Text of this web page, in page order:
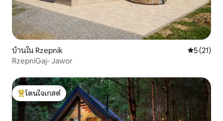
บ้านใน Rzepnik คะแนนเฉลี่
5 (21)
RzepniGaj- Jawor
โดนใจเกสต์ที่สุด
โดนใจเกสต์